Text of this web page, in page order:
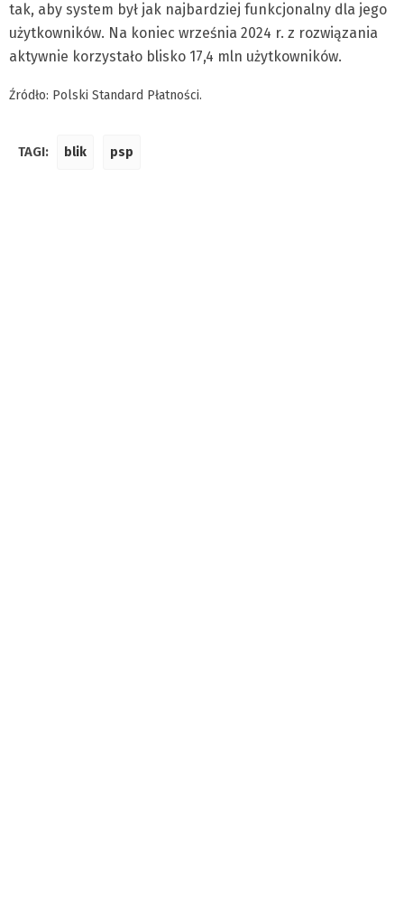
tak, aby system był jak najbardziej funkcjonalny dla jego
użytkowników. Na koniec września 2024 r. z rozwiązania
aktywnie korzystało blisko 17,4 mln użytkowników.
Źródło: Polski Standard Płatności.
TAGI: blik psp